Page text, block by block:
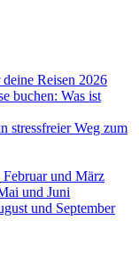
Reisen 2026
buchen: Was ist
stressfreier Weg zum
Februar und März
und Juni
und September